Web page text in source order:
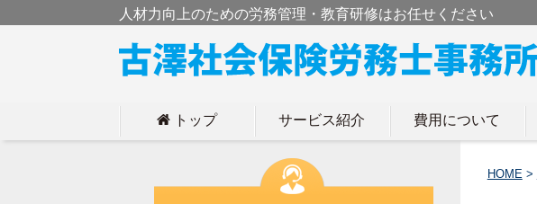
人材力向上のための労務管理・教育研修はお任せください
hトップ サービス紹介 費用について
HOME>